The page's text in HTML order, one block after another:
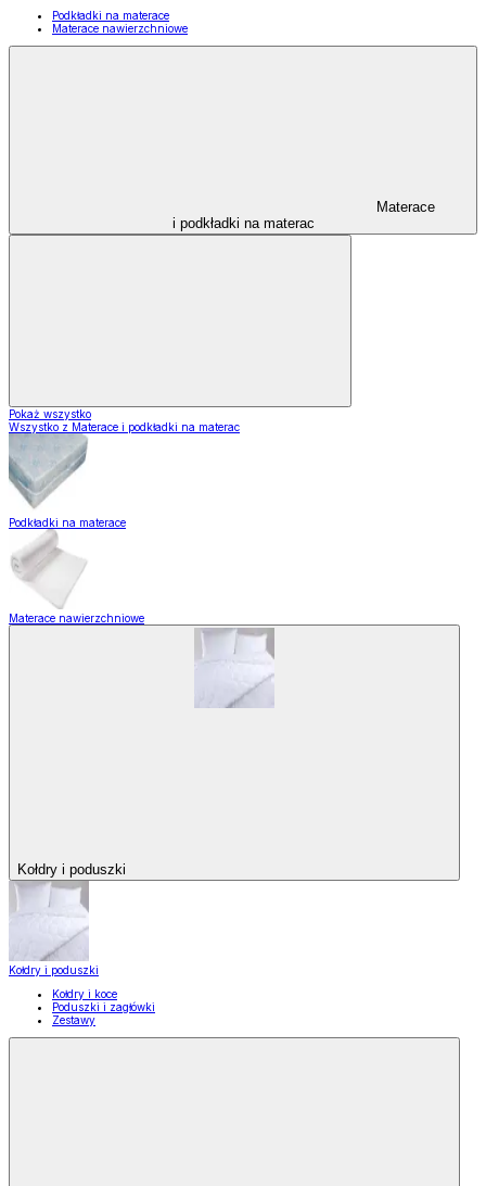
Podkładki na materace
Materace nawierzchniowe
Materace
i podkładki na materac
Pokaż wszystko
Wszystko z Materace i podkładki na materac
Podkładki na materace
Materace nawierzchniowe
Kołdry i poduszki
Kołdry i poduszki
Kołdry i koce
Poduszki i zagłówki
Zestawy